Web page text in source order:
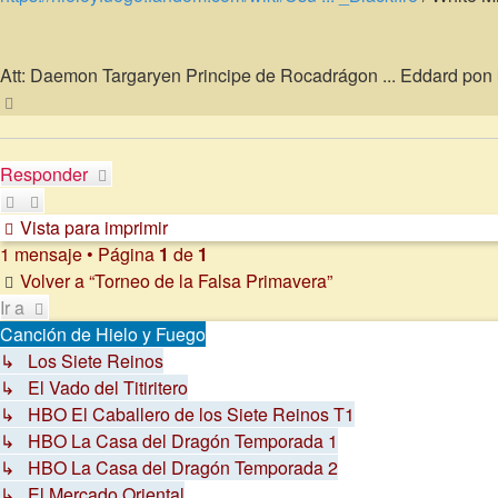
Att: Daemon Targaryen Principe de Rocadrágon ... Eddard
Responder
Vista para imprimir
1 mensaje • Página 1 de 1
Volver a “Torneo de la Falsa Primavera”
Ir a
Canción de Hielo y Fuego
↳ Los Siete Reinos
↳ El Vado del Titiritero
↳ HBO El Caballero de los Siete Reinos T1
↳ HBO La Casa del Dragón Temporada 1
↳ HBO La Casa del Dragón Temporada 2